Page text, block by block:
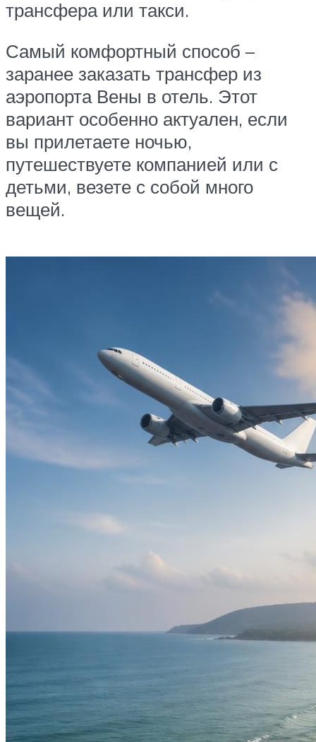
трансфера или такси.
Самый комфортный способ –
заранее заказать трансфер из
аэропорта Вены в отель. Этот
вариант особенно актуален, если
вы прилетаете ночью,
путешествуете компанией или с
детьми, везете с собой много
вещей.